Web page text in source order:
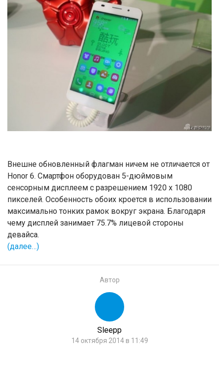
Внешне обновленный флагман ничем не отличается от
Honor 6. Смартфон оборудован 5-дюймовым
сенсорным дисплеем с разрешением 1920 х 1080
пикселей. Особенность обоих кроется в использовании
максимально тонких рамок вокруг экрана. Благодаря
чему дисплей занимает 75.7% лицевой стороны
девайса.
(далее…)
Автор
Sleepp
14 октября 2014 в 11:49